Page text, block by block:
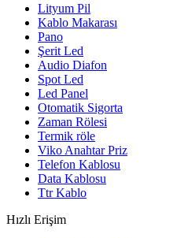
Lityum Pil
Kablo Makarası
Pano
Şerit Led
Audio Diafon
Spot Led
Led Panel
Otomatik Sigorta
Zaman Rölesi
Termik röle
Viko Anahtar Priz
Telefon Kablosu
Data Kablosu
Ttr Kablo
Hızlı Erişim